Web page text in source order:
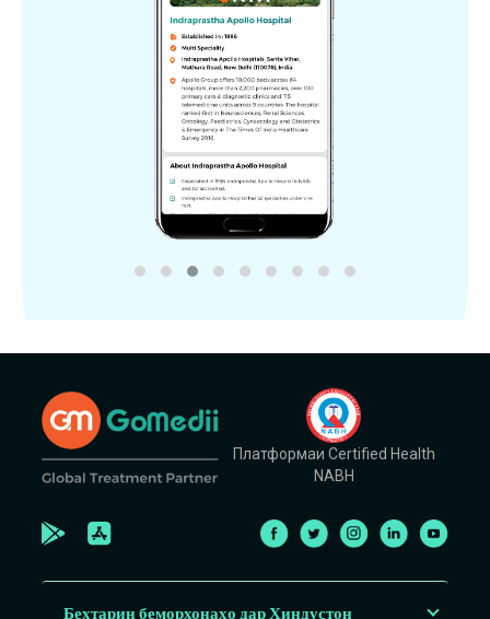
Платформаи Certified Health
NABH
Беҳтарин беморхонаҳо дар Ҳиндустон